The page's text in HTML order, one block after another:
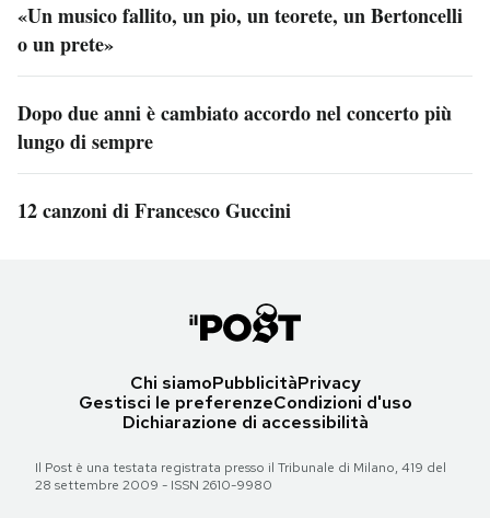
«Un musico fallito, un pio, un teorete, un Bertoncelli
o un prete»
Dopo due anni è cambiato accordo nel concerto più
lungo di sempre
12 canzoni di Francesco Guccini
Chi siamoPubblicitàPrivacy
Gestisci le preferenzeCondizioni d'uso
Dichiarazione di accessibilità
Il Post è una testata registrata presso il Tribunale di Milano, 419 del
28 settembre 2009 - ISSN 2610-9980